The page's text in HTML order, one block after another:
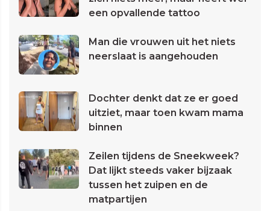
een opvallende tattoo
Man die vrouwen uit het niets
neerslaat is aangehouden
Dochter denkt dat ze er goed
uitziet, maar toen kwam mama
binnen
Zeilen tijdens de Sneekweek?
Dat lijkt steeds vaker bijzaak
tussen het zuipen en de
matpartijen